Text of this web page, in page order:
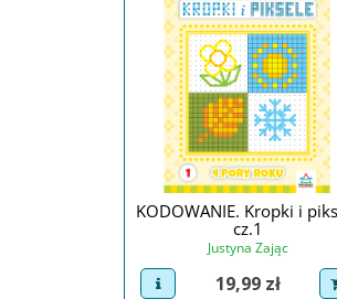
KODOWANIE. Kropki i
cz.1
Justyna Zając
view product
Cena
19,99 zł